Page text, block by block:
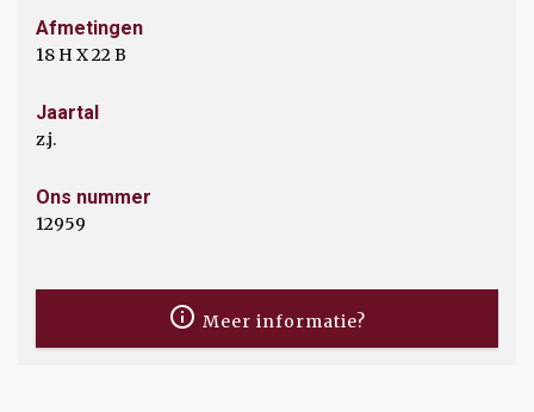
Afmetingen
18 H X 22 B
Jaartal
z.j.
Ons nummer
12959
Meer informatie?